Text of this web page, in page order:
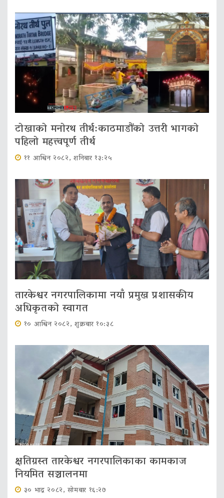
टोखाको मनोरथ तीर्थ:काठमाडौंको उत्तरी भागको
पहिलो महत्त्वपूर्ण तीर्थ
११ आश्विन २०८२, शनिबार १३:२५
तारकेश्वर नगरपालिकामा नयाँ प्रमुख प्रशासकीय
अधिकृतको स्वागत
१० आश्विन २०८२, शुक्रबार १०:३८
क्षतिग्रस्त तारकेश्वर नगरपालिकाका कामकाज
नियमित सञ्चालनमा
३० भाद्र २०८२, सोमबार १६:२७